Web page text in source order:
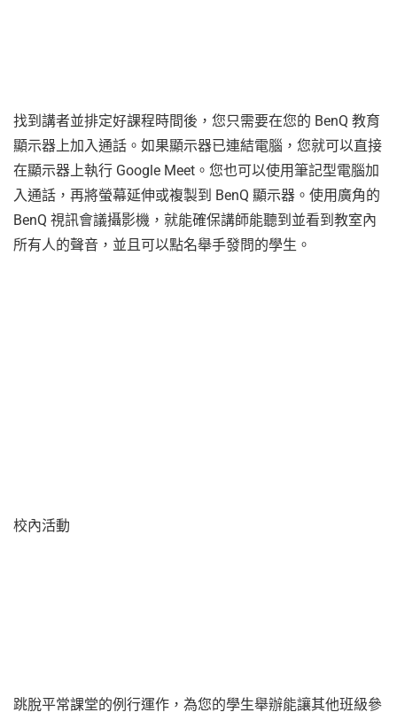
找到講者並排定好課程時間後，您只需要在您的 BenQ 教育
顯示器上加入通話。如果顯示器已連結電腦，您就可以直接
在顯示器上執行 Google Meet。您也可以使用筆記型電腦加
入通話，再將螢幕延伸或複製到 BenQ 顯示器。使用廣角的
BenQ 視訊會議攝影機，就能確保講師能聽到並看到教室內
所有人的聲音，並且可以點名舉手發問的學生。
校內活動
跳脫平常課堂的例行運作，為您的學生舉辦能讓其他班級參